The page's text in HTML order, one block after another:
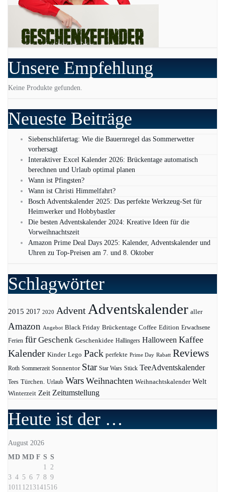
Unsere Empfehlung
Keine Produkte gefunden.
Neueste Beiträge
Siebenschläfertag: Wie die Bauernregel das Sommerwetter
vorhersagt
Interaktiver Excel Kalender 2026: Brückentage automatisch
berechnen und Urlaub optimal planen
Wann ist Pfingsten?
Wann ist Christi Himmelfahrt?
Bosch Adventskalender 2025: Das perfekte Werkzeug-Set für
Heimwerker und Hobbybastler
Die besten Adventskalender 2024: Kreative Ideen für die
Vorweihnachtszeit
Amazon Prime Deal Days 2025: Kalender, Adventskalender und
Uhren zu Top-Preisen am 7. und 8. Oktober
Schlagwörter
2015 2017 2020 Advent Adventskalender aller
Amazon Angebot Black Friday Brückentage Coffee Edition Erwachsene
Ferien für Geschenk Geschenkidee Hallingers Halloween Kaffee
Kalender Kinder Lego Pack perfekte Prime Day Rabatt Reviews
Roth Sommerzeit Sonnentor Star Star Wars Stück TeeAdventskalender
Tees Türchen. Urlaub Wars Weihnachten Weihnachtskalender Welt
Winterzeit Zeit Zeitumstellung
Heute ist der …
August 2026
MD MD F S S
1 2
3 4 5 6 7 8 9
1011 1213141516